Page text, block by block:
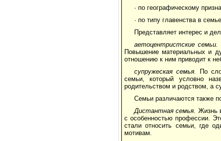
· по географическому
· по типу главенства в
Представляет интерес и
аетоцентристские семьи.
Повышение материальных и
отношению к ним приводит к
супружеская семья.
По
семьи, который условно
родительством и родством, а
Семьи различаются также
Дистантная семья. Жизнь
с особенностью профессии.
стали относить семьи, где
мотивам.